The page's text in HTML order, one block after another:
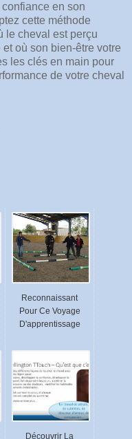
en son
cette méthode
le cheval est perçu
où son bien-être votre
les clés en main pour
de votre cheval
Reconnaissant
Pour Ce Voyage
D'apprentissage
Découvrir La